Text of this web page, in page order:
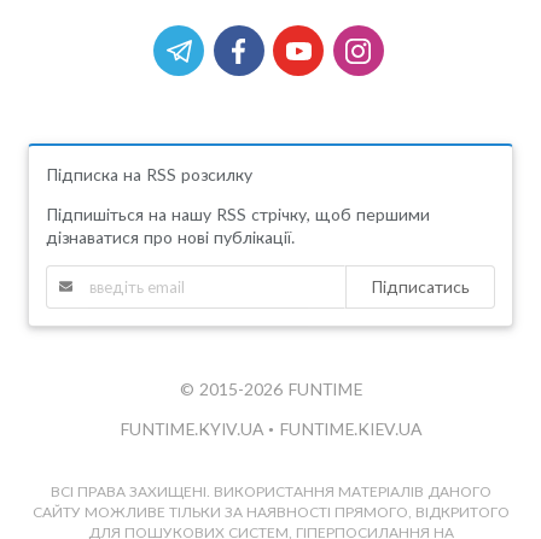
Підписка на RSS розсилку
Підпишіться на нашу RSS стрічку, щоб першими
дізнаватися про нові публікації.
Підписатись
© 2015-2026 FUNTIME
FUNTIME.KYIV.UA • FUNTIME.KIEV.UA
ВСІ ПРАВА ЗАХИЩЕНІ. ВИКОРИСТАННЯ МАТЕРІАЛІВ ДАНОГО
САЙТУ МОЖЛИВЕ ТІЛЬКИ ЗА НАЯВНОСТІ ПРЯМОГО, ВІДКРИТОГО
ДЛЯ ПОШУКОВИХ СИСТЕМ, ГІПЕРПОСИЛАННЯ НА